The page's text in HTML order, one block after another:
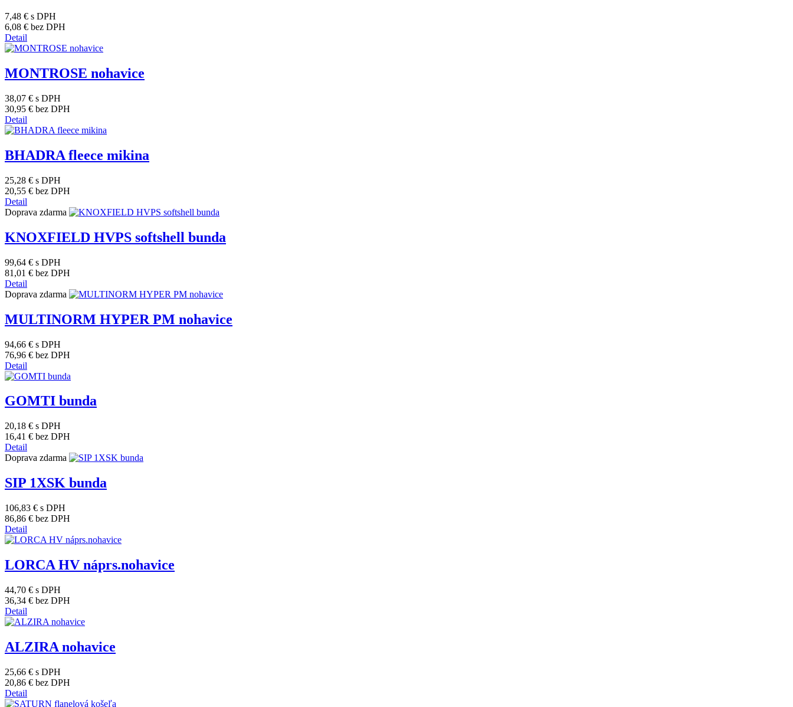
7,48 € s DPH
6,08 € bez DPH
Detail
MONTROSE nohavice
38,07 € s DPH
30,95 € bez DPH
Detail
BHADRA fleece mikina
25,28 € s DPH
20,55 € bez DPH
Detail
Doprava zdarma
KNOXFIELD HVPS softshell bunda
99,64 € s DPH
81,01 € bez DPH
Detail
Doprava zdarma
MULTINORM HYPER PM nohavice
94,66 € s DPH
76,96 € bez DPH
Detail
GOMTI bunda
20,18 € s DPH
16,41 € bez DPH
Detail
Doprava zdarma
SIP 1XSK bunda
106,83 € s DPH
86,86 € bez DPH
Detail
LORCA HV náprs.nohavice
44,70 € s DPH
36,34 € bez DPH
Detail
ALZIRA nohavice
25,66 € s DPH
20,86 € bez DPH
Detail